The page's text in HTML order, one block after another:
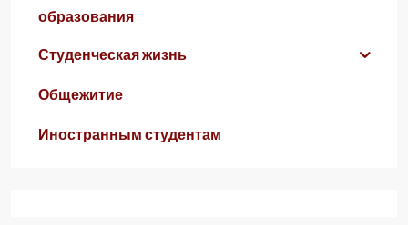
образования
Студенческая жизнь
Общежитие
Иностранным студентам